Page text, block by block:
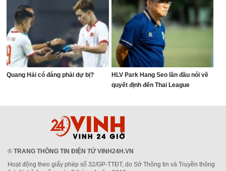
Quang Hải có đáng phải dự bị?
HLV Park Hang Seo lần đầu nói về
quyết định đến Thai League
® TRANG THÔNG TIN ĐIỆN TỬ VINH24H.VN
Hoạt động theo giấy phép số 32/GP-TTĐT, do Sở Thông tin và Truyền thông